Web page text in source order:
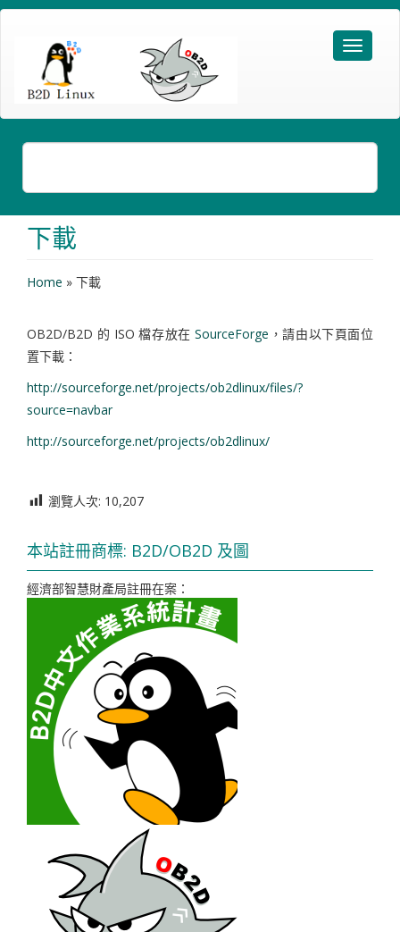
下載
Home » 下載
OB2D/B2D 的 ISO 檔存放在SourceForge ，請由以下頁面位
置下載：
http://sourceforge.net/projects/ob2dlinux/files/?
source=navbar
http://sourceforge.net/projects/ob2dlinux/
瀏覽人次: 10,207
本站註冊商標: B2D/OB2D 及圖
經濟部智慧財產局註冊在案：